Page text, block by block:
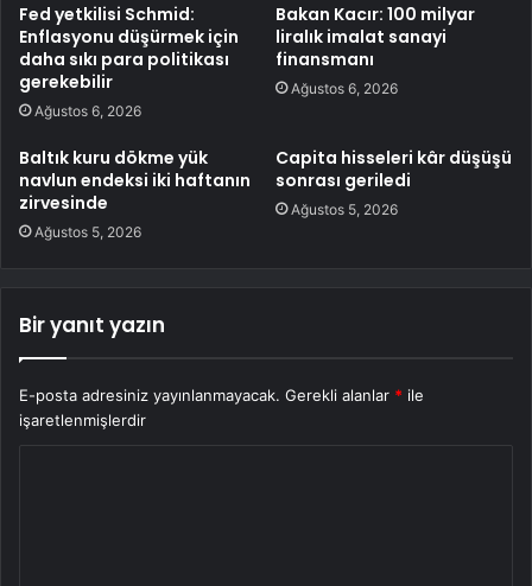
Fed yetkilisi Schmid:
Enflasyonu düşürmek için
daha sıkı para politikası
gerekebilir
Ağustos 6, 2026
Bakan Kacır: 100 milyar
liralık imalat sanayi
finansmanı
Ağustos 6, 2026
Baltık kuru dökme yük
navlun endeksi iki haftanın
zirvesinde
Ağustos 5, 2026
Capita hisseleri kâr düşüşü
sonrası geriledi
Ağustos 5, 2026
Bir yanıt yazın
E-posta adresiniz yayınlanmayacak. Gerekli alanlar * ile
işaretlenmişlerdir